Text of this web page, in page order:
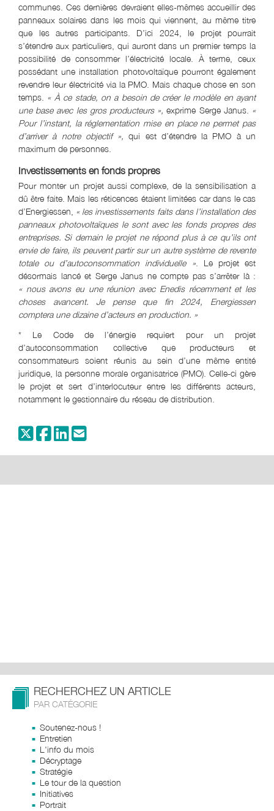
communes. Ces dernières devraient elles-mêmes accueillir des
panneaux solaires dans les mois qui viennent, au même titre
que les autres participants. D’ici 2024, le projet pourrait
s’étendre aux particuliers, qui auront dans un premier temps la
possibilité de consommer l’électricité locale. À terme, ceux
possédant une installation photovoltaïque pourront également
revendre leur électricité via la PMO. Mais chaque chose en son
temps. « À ce stade, on a besoin de créer le modèle en ayant
une base avec les gros producteurs »,exprime Serge Janus. «
Pour l’instant, la réglementation mise en place ne permet pas
d’arriver à notre objectif », qui est d’étendre la PMO à un
maximum de personnes.
Investissements en fonds propres
Pour monter un projet aussi complexe, de la sensibilisation a
dû être faite. Mais les réticences étaient limitées car dans le cas
d’Energiessen, « les investissements faits dans l’installation des
panneaux photovoltaïques le sont avec les fonds propres des
entreprises. Si demain le projet ne répond plus à ce qu’ils ont
envie de faire, ils peuvent partir sur un autre système de revente
totale ou d’autoconsommation individuelle ». Le projet est
désormais lancé et Serge Janus ne compte pas s’arrêter là :
« nous avons eu une réunion avec Enedis récemment et les
choses avancent. Je pense que fin 2024, Energiessen
comptera une dizaine d’acteurs en production. »
* Le Code de l’énergie requiert pour un projet
d’autoconsommation collective que producteurs et
consommateurs soient réunis au sein d’une même entité
juridique, la personne morale organisatrice (PMO). Celle-ci gère
le projet et sert d’interlocuteur entre les différents acteurs,
notamment le gestionnaire du réseau de distribution.
RECHERCHEZ UN ARTICLE
PAR CATÉGORIE
Soutenez-nous !
Entretien
L'info du mois
Décryptage
Stratégie
Le tour de la question
Initiatives
Portrait